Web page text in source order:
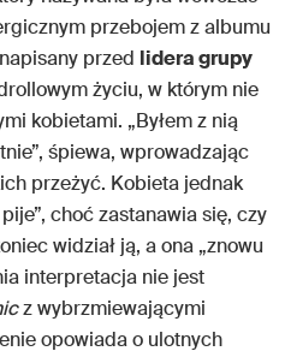
przebojem z albumu
przed lidera grupy
życiu, w którym nie
kobietami. „Byłem z nią
śpiewa, wprowadzając
przeżyć. Kobieta jednak
choć zastanawia się, czy
widział ją, a ona „znowu
interpretacja nie jest
z wybrzmiewającymi
opowiada o ulotnych